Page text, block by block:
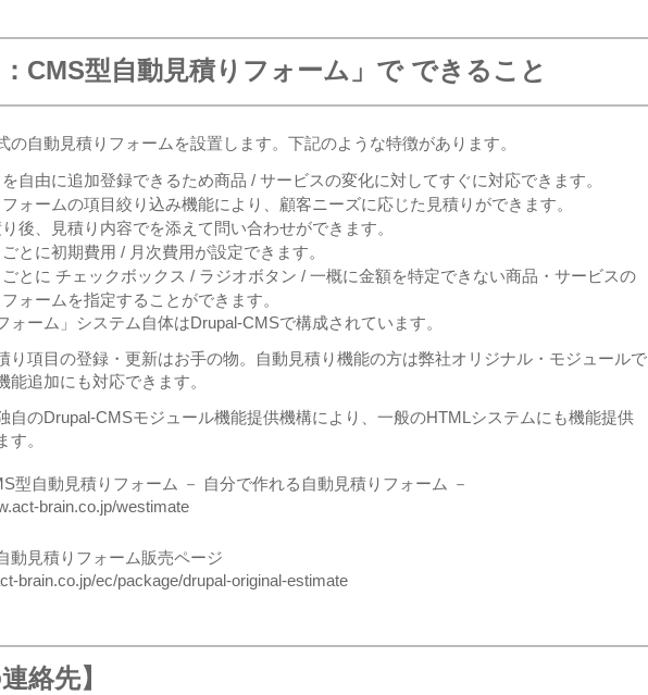
：CMS型自動見積りフォーム」で できること
の自動見積りフォームを設置します。下記のような特徴があります。
自由に追加登録できるため商品 / サービスの変化に対してすぐに対応できます。
ォームの項目絞り込み機能により、顧客ニーズに応じた見積りができます。
後、見積り内容でを添えて問い合わせができます。
とに初期費用 / 月次費用が設定できます。
ごとに チェックボックス / ラジオボタン / 一概に金額を特定できない商品・サービスの
ォームを指定することができます。
ォーム」システム自体はDrupal-CMSで構成されています。
り項目の登録・更新はお手の物。自動見積り機能の方は弊社オリジナル・モジュールで
能追加にも対応できます。
自のDrupal-CMSモジュール機能提供機構により、一般のHTMLシステムにも機能提供
す。
型自動見積りフォーム － 自分で作れる自動見積りフォーム －
brain.co.jp/westimate
動見積りフォーム販売ページ
brain.co.jp/ec/package/drupal-original-estimate
絡先】